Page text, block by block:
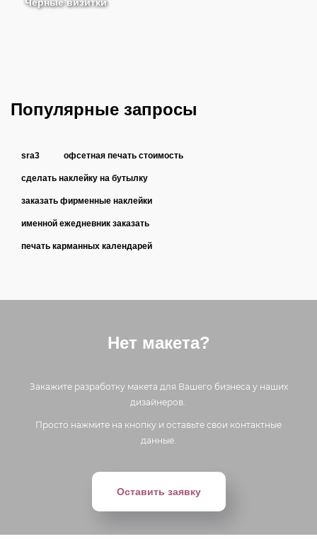
Популярные запросы
sra3 офсетная печать стоимость
сделать наклейку на бутылку
заказать фирменные наклейки
именной ежедневник заказать
печать карманных календарей
Нет макета?
Закажите разработку макета для Вашего бизнеса у наших
дизайнеров.
Просто нажмите на кнопку и оставьте свои контактные
данные.
Оставить заявку